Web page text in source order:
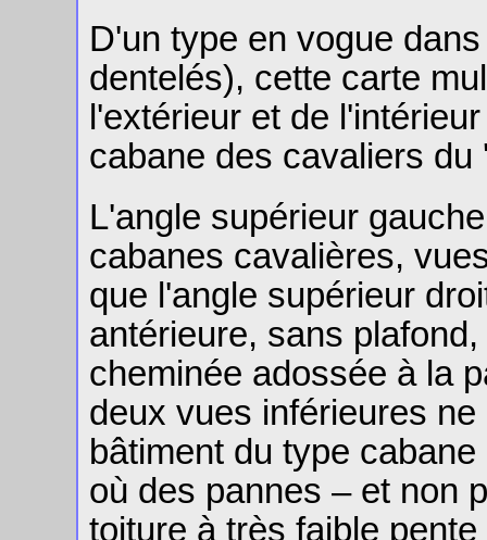
D'un type en vogue
dentelés), cette carte
l'extérieur et de
cabane des cavaliers
L'angle supérieur
cabanes cavalières,
que l'angle supérieur
antérieure, sans
cheminée adossée à la
deux vues inférieures
bâtiment du type
où des pannes – et non
toiture à très faible